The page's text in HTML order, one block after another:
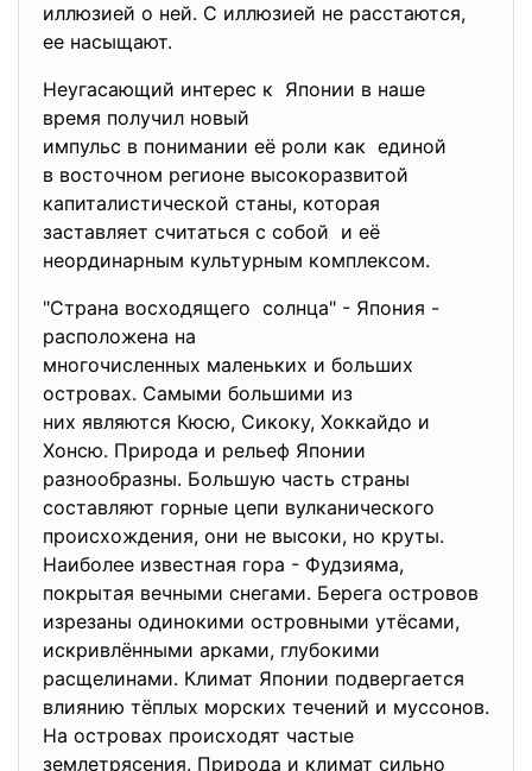
иллюзией о ней. С иллюзией не расстаются,
ее насыщают.
Неугасающий интерес к Японии в наше
время получил новый
импульс в понимании её роли как единой
в восточном регионе высокоразвитой
капиталистической станы, которая
заставляет считаться с собой и её
неординарным культурным комплексом.
"Страна восходящего солнца" - Япония -
расположена на
многочисленных маленьких и больших
островах. Самыми большими из
них являются Кюсю, Сикоку, Хоккайдо и
Хонсю. Природа и рельеф Японии
разнообразны. Большую часть страны
составляют горные цепи вулканического
происхождения, они не высоки, но круты.
Наиболее известная гора - Фудзияма,
покрытая вечными снегами. Берега островов
изрезаны одинокими островными утёсами,
искривлёнными арками, глубокими
расщелинами. Климат Японии подвергается
влиянию тёплых морских течений и муссонов.
На островах происходят частые
землетрясения. Природа и климат сильно